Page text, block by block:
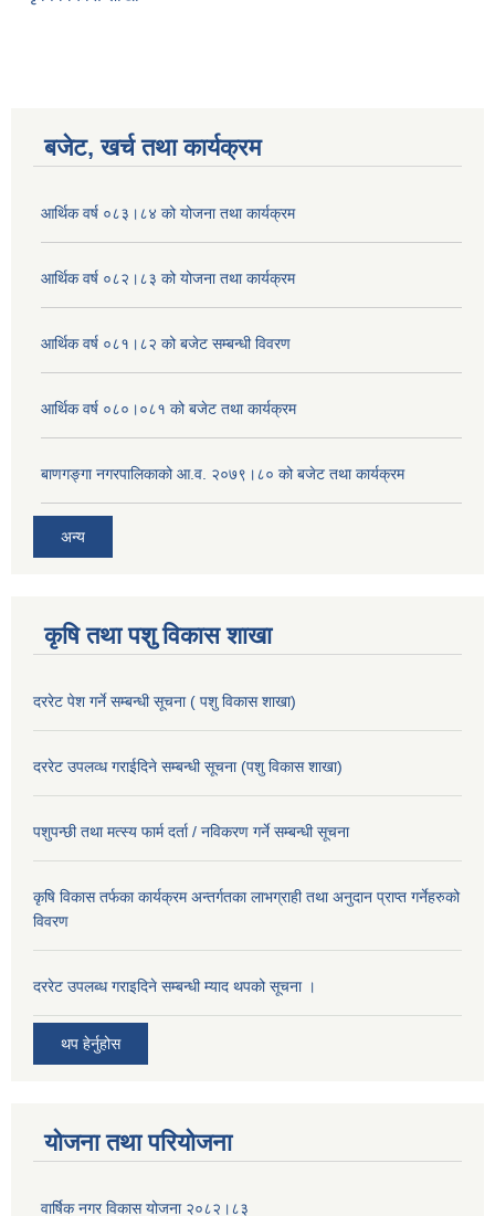
बजेट, खर्च तथा कार्यक्रम
आर्थिक वर्ष ०८३।८४ को योजना तथा कार्यक्रम
आर्थिक वर्ष ०८२।८३ को योजना तथा कार्यक्रम
आर्थिक वर्ष ०८१।८२ को बजेट सम्बन्धी विवरण
आर्थिक वर्ष ०८०।०८१ को बजेट तथा कार्यक्रम
बाणगङ्गा नगरपालिकाको आ.व. २०७९।८० को बजेट तथा कार्यक्रम
अन्य
कृषि तथा पशु विकास शाखा
दररेट पेश गर्ने सम्बन्धी सूचना ( पशु विकास शाखा)
दररेट उपलव्ध गराईदिने सम्बन्धी सूचना (पशु विकास शाखा)
पशुपन्छी तथा मत्स्य फार्म दर्ता / नविकरण गर्ने सम्बन्धी सूचना
कृषि विकास तर्फका कार्यक्रम अन्तर्गतका लाभग्राही तथा अनुदान प्राप्त गर्नेहरुको
विवरण
दररेट उपलब्ध गराइदिने सम्बन्धी म्याद थपको सूचना ।
थप हेर्नुहोस
योजना तथा परियोजना
वार्षिक नगर विकास योजना २०८२।८३